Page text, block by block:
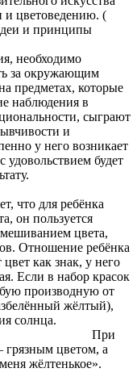
и цветоведению. (
и принципы
).
за окружающим
предметах, которые
наблюдения в
сыграют
и
у него возникает
удовольствием будет
результату.
для ребёнка
он пользуется
цвета,
Отношение ребёнка
как знак, у него
Если в набор красок
производную от
жёлтый),
солнца.
грязным цветом, а
меня жёлтенькое».